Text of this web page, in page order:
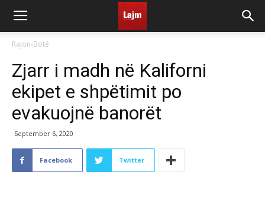
Rajon-Botë
Zjarr i madh në Kaliforni
ekipet e shpëtimit po
evakuojnë banorët
September 6, 2020
Facebook Twitter